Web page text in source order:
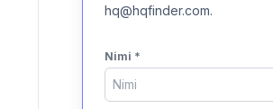
hq@hqfinder.com.
Nimi *